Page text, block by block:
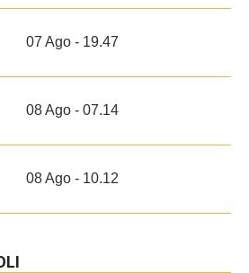
07 Ago - 19.47
08 Ago - 07.14
08 Ago - 10.12